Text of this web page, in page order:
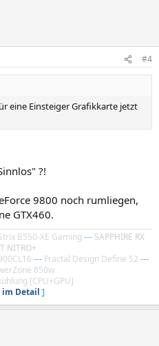
#4
eine Einsteiger Grafikkarte jetzt
?!
9800 noch rumliegen,
GTX460.
B550-XE Gaming --- SAPPHIRE RX
NITRO+
--- Fractal Design Define S2 ---
850w
[CPU+GPU]
im Detail ]